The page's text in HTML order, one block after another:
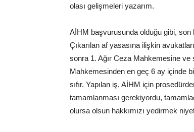
olası gelişmeleri yazarım.
AİHM başvurusunda olduğu gibi, son
Çıkarılan af yasasına ilişkin
sonra 1. Ağır Ceza Mahkemesine
Mahkemesinden en geç 6 ay içinde
sıfır. Yapılan iş, AİHM için
tamamlanması gerekiyordu,
olursa olsun hakkımızı yedirmek